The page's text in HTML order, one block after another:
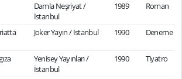
Damla Neşriyat /
İstanbul
1989 Roman
Joker Yayın / İstanbul 1990 Deneme
Yenisey Yayınları /
İstanbul
1990 Tiyatro